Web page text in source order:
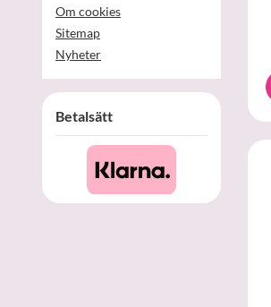
Om cookies
Sitemap
Nyheter
Betalsätt